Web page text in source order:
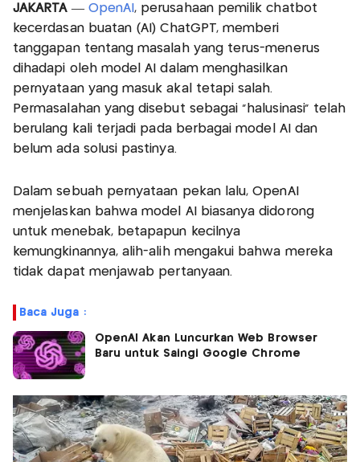
JAKARTA— OpenAI , perusahaan pemilik chatbot
kecerdasan buatan (AI) ChatGPT, memberi
tanggapan tentang masalah yang terus-menerus
dihadapi oleh model AI dalam menghasilkan
pernyataan yang masuk akal tetapi salah.
Permasalahan yang disebut sebagai "halusinasi" telah
berulang kali terjadi pada berbagai model AI dan
belum ada solusi pastinya.
Dalam sebuah pernyataan pekan lalu, OpenAI
menjelaskan bahwa model AI biasanya didorong
untuk menebak, betapapun kecilnya
kemungkinannya, alih-alih mengakui bahwa mereka
tidak dapat menjawab pertanyaan.
Baca Juga :
OpenAI Akan Luncurkan Web Browser
Baru untuk Saingi Google Chrome